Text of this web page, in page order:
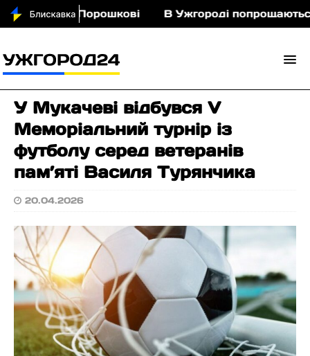
у Порошкові В Ужгороді попрощаються
У Мукачеві відбувся V
Меморіальний турнір із
футболу серед ветеранів
пам’яті Василя Турянчика
20.04.2026